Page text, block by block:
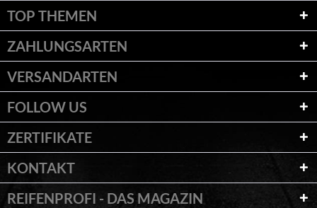
TOP THEMEN
ZAHLUNGSARTEN
VERSANDARTEN
FOLLOW US
ZERTIFIKATE
KONTAKT
REIFENPROFI - DAS MAGAZIN